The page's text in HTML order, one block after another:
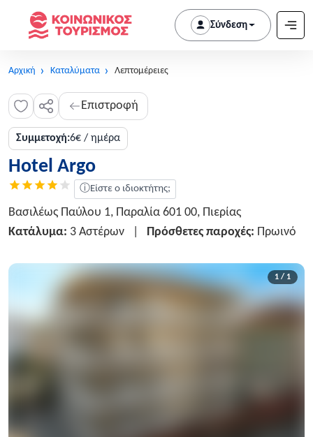
Σύνδεση
Αρχική Καταλύματα Λεπτομέρειες
Συμμετοχή:6€ / ημέρα
Hotel Argo
ⓘΕίστε ο ιδιοκτήτης;
Βασιλέως Παύλου 1, Παραλία 601 00, Πιερίας
Κατάλυμα: 3 Αστέρων Πρόσθετες παροχές: Πρωινό
Επιστροφή
1 / 1